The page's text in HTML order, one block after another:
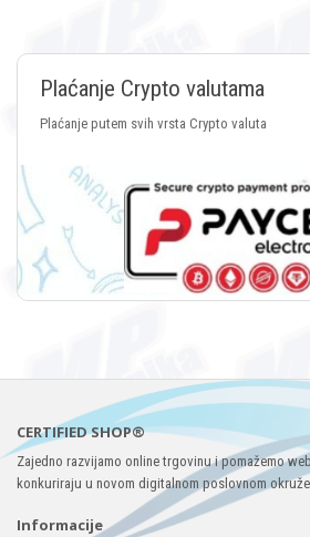
Plaćanje Crypto valutama
Plaćanje putem svih vrsta Crypto valuta
CERTIFIED SHOP®
Zajedno razvijamo online trgovinu i pomažemo
konkuriraju u novom digitalnom poslovnom
Informacije